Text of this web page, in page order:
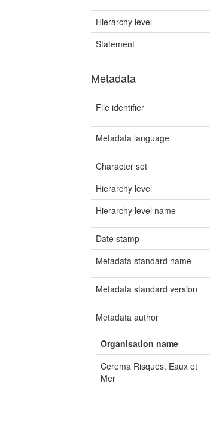
Hierarchy level
Statement
Metadata
File identifier
Metadata language
Character set
Hierarchy level
Hierarchy level name
Date stamp
Metadata standard name
Metadata standard version
Metadata author
Organisation name
Cerema Risques, Eaux et
Mer